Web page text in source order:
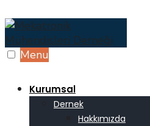
Skip
to
content
Menu
Kurumsal
Dernek
Hakkımızda